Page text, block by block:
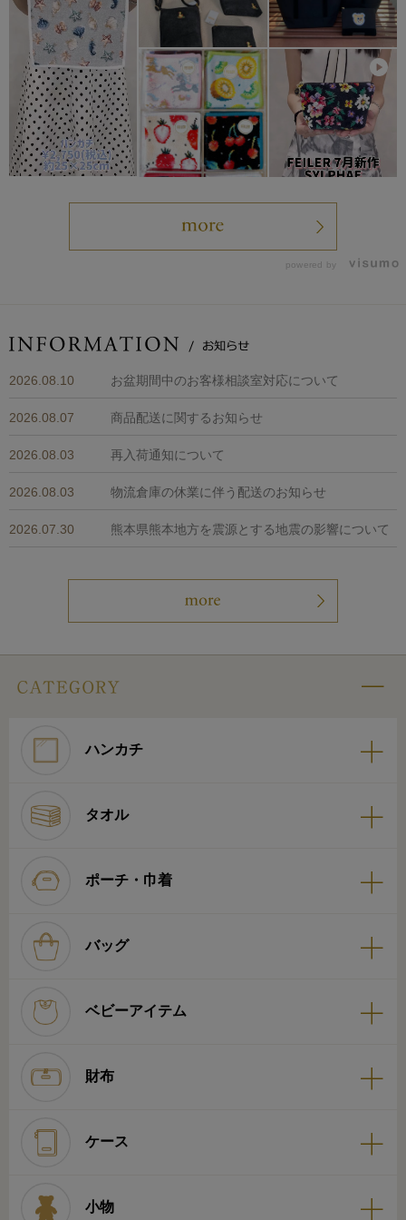
powered by
2026.08.10 お盆期間中のお客様相談室対応について
2026.08.07 商品配送に関するお知らせ
2026.08.03 再入荷通知について
2026.08.03 物流倉庫の休業に伴う配送のお知らせ
2026.07.30 熊本県熊本地方を震源とする地震の影響について
ハンカチ
タオル
ポーチ・巾着
バッグ
ベビーアイテム
財布
ケース
小物